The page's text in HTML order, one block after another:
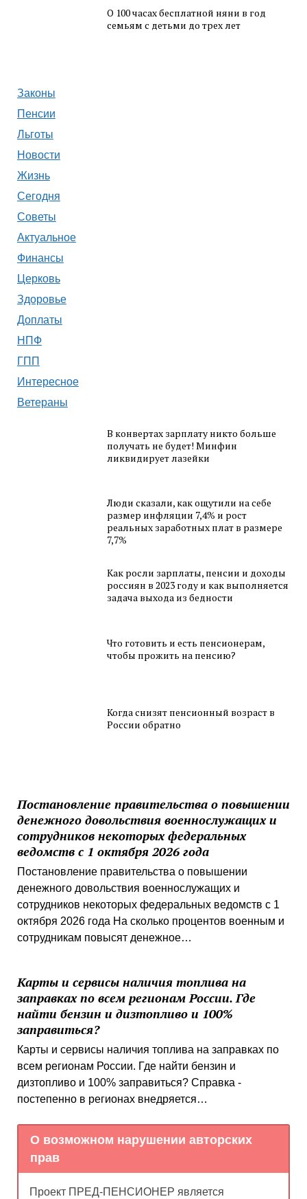
О 100 часах бесплатной няни в год
семьям с детьми до трех лет
Законы
Пенсии
Льготы
Новости
Жизнь
Сегодня
Советы
Актуальное
Финансы
Церковь
Здоровье
Доплаты
НПФ
ГПП
Интересное
Ветераны
В конвертах зарплату никто больше
получать не будет! Минфин
ликвидирует лазейки
Люди сказали, как ощутили на себе
размер инфляции 7,4% и рост
реальных заработных плат в размере
7,7%
Как росли зарплаты, пенсии и доходы
россиян в 2023 году и как выполняется
задача выхода из бедности
Что готовить и есть пенсионерам,
чтобы прожить на пенсию?
Когда снизят пенсионный возраст в
России обратно
Постановление правительства о повышении
денежного довольствия военнослужащих и
сотрудников некоторых федеральных
ведомств с 1 октября 2026 года
Постановление правительства о повышении
денежного довольствия военнослужащих и
сотрудников некоторых федеральных ведомств с 1
октября 2026 года На сколько процентов военным и
сотрудникам повысят денежное…
Карты и сервисы наличия топлива на
заправках по всем регионам России. Где
найти бензин и дизтопливо и 100%
заправиться?
Карты и сервисы наличия топлива на заправках по
всем регионам России. Где найти бензин и
дизтопливо и 100% заправиться? Справка -
постепенно в регионах внедряется…
О возможном нарушении авторских
прав
Проект ПРЕД-ПЕНСИОНЕР является